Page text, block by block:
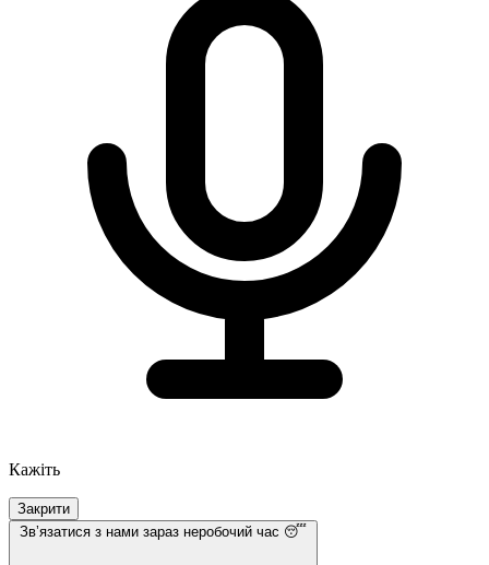
Кажіть
Закрити
Звʼязатися з нами зараз неробочий час 😴